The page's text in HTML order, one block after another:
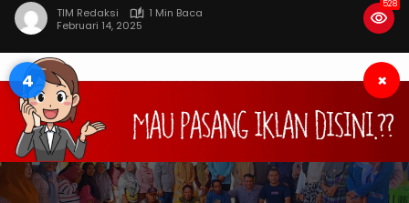
TIM Redaksi
1 Min Baca
Februari 14, 2025
528
3 ×